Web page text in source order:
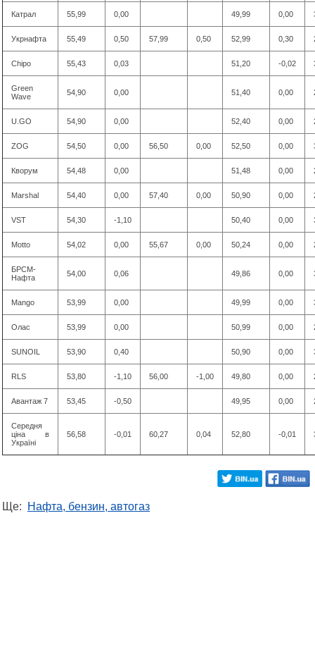
Катрал 55,99 0,00 49,99 0,00
Укрнафта 55,49 0,50 57,99 0,50 52,99 0,30
Chipo 55,43 0,03 51,20 -0,02
Green
Wave
54,90 0,00 51,40 0,00
U.GO 54,90 0,00 52,40 0,00
ZOG 54,50 0,00 56,50 0,00 52,50 0,00
Кворум 54,48 0,00 51,48 0,00
Marshal 54,40 0,00 57,40 0,00 50,90 0,00
VST 54,30 -1,10 50,40 0,00
Motto 54,02 0,00 55,67 0,00 50,24 0,00
БРСМ-
Нафта
54,00 0,06 49,86 0,00
Mango 53,99 0,00 49,99 0,00
Олас 53,99 0,00 50,99 0,00
SUNOIL 53,90 0,40 50,90 0,00
RLS 53,80 -1,10 56,00 -1,00 49,80 0,00
Авантаж 7 53,45 -0,50 49,95 0,00
Середня
ціна в
Україні
56,58 -0,01 60,27 0,04 52,80 -0,01
Ще: Нафта, бензин, автогаз